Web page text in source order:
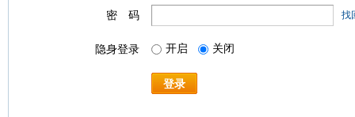
密 码 找
隐身登录 开启 关闭
登录